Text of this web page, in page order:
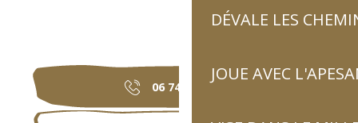
DÉVALE LES
JOUE AVEC
06 74 25 72